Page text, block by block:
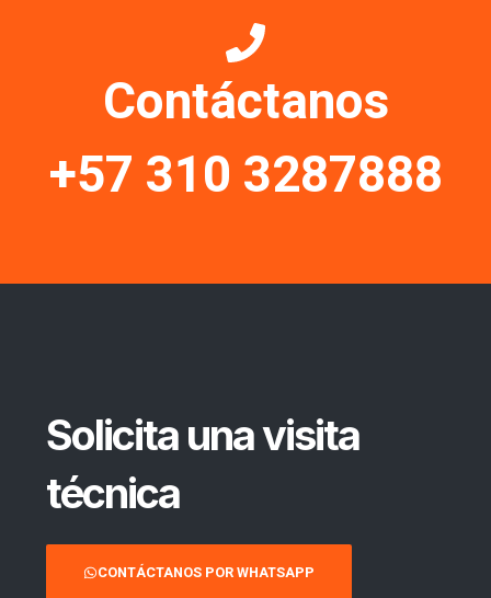
Contáctanos
+57 310 3287888
Solicita una visita
técnica
CONTÁCTANOS POR WHATSAPP